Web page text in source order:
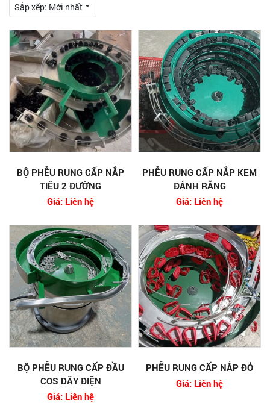
Sắp xếp: Mới nhất
BỘ PHỄU RUNG CẤP NẮP
TIÊU 2 ĐƯỜNG
Giá: Liên hệ
PHỄU RUNG CẤP NẮP KEM
ĐÁNH RĂNG
Giá: Liên hệ
BỘ PHỄU RUNG CẤP ĐẦU
COS DÂY ĐIỆN
Giá: Liên hệ
PHỄU RUNG CẤP NẮP ĐỎ
Giá: Liên hệ